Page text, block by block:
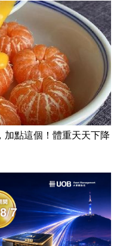
加點這個！體重天天下降